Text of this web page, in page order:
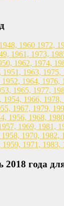
1960 1972,
1961, 1973,
1962, 1974,
1951, 1963, 1975,
1964, 1976,
1965, 1977,
1954, 1966, 1978,
1967, 1979,
1956, 1968,
1969, 1981,
1970, 1982,
1959, 1971, 1983,
2018 года